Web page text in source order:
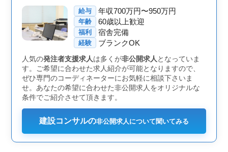
を取りやすい環境です。安定した生活を築くための土台
が整っています。 ＜シニア活躍中＞ 60代の技術者
も多数活躍中で、経験豊富な方々が後輩の指導やチーム
のリーダーシップを担っています。自身のキャリアを振
り返りながら、次世代の技術者に知識と経験を伝える喜
給与 年収700万円〜950万円
年齢 60歳以上歓迎
福利 宿舎完備
経験 ブランクOK
人気の発注者支援求人は多くが非公開求人となっていま
す。ご希望に合わせた求人紹介が可能となりますので、
ぜひ専門のコーディネーターにお気軽に相談下さいま
せ。あなたの希望に合わせた非公開求人をオリジナルな
条件でご紹介させて頂きます。
建設コンサルの非公開求人について聞いてみる